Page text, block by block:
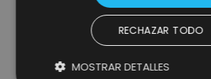
* campos obligatorios.
He leído y acepto laPolítica de
RECHAZAR TODO
MOSTRAR DETALLES